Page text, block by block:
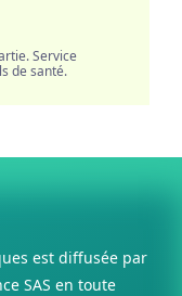
Service
de santé.
est diffusée par
SAS en toute